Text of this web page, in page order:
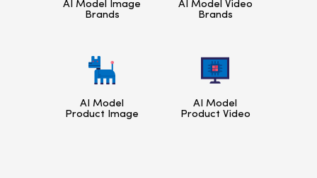
AI Model Image
Brands
AI Model Video
Brands
AI Model
Product Image
AI Model
Product Video